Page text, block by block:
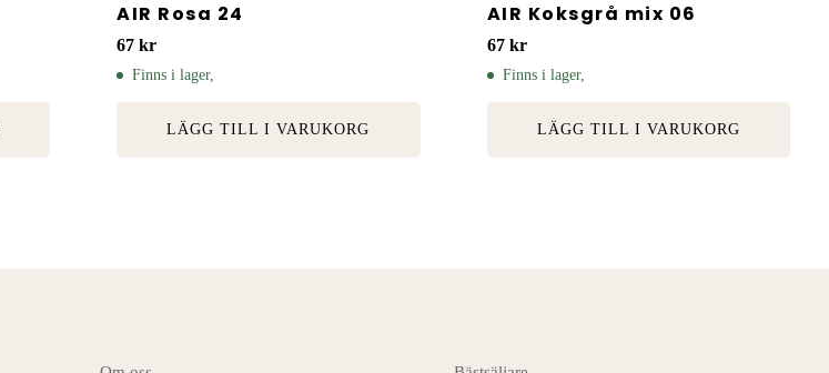
AIR Rosa 24
67 kr
Finns i lager,
LÄGG TILL I VARUKORG
AIR Koksgrå mix 06
67 kr
Finns i lager,
LÄGG TILL I VARUKORG